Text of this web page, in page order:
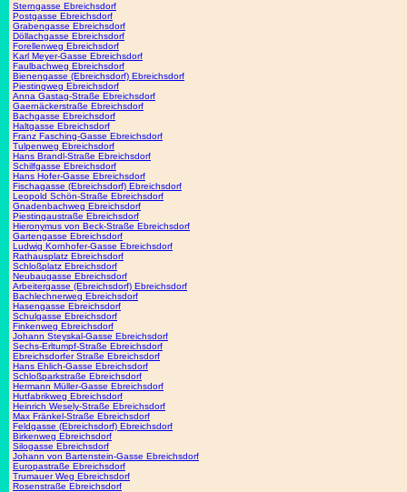
Sterngasse Ebreichsdorf
Postgasse Ebreichsdorf
Grabengasse Ebreichsdorf
Döllachgasse Ebreichsdorf
Forellenweg Ebreichsdorf
Karl Meyer-Gasse Ebreichsdorf
Faulbachweg Ebreichsdorf
Bienengasse (Ebreichsdorf) Ebreichsdorf
Piestingweg Ebreichsdorf
Anna Gastag-Straße Ebreichsdorf
Gaernäckerstraße Ebreichsdorf
Bachgasse Ebreichsdorf
Haltgasse Ebreichsdorf
Franz Fasching-Gasse Ebreichsdorf
Tulpenweg Ebreichsdorf
Hans Brandl-Straße Ebreichsdorf
Schilfgasse Ebreichsdorf
Hans Hofer-Gasse Ebreichsdorf
Fischagasse (Ebreichsdorf) Ebreichsdorf
Leopold Schön-Straße Ebreichsdorf
Gnadenbachweg Ebreichsdorf
Piestingaustraße Ebreichsdorf
Hieronymus von Beck-Straße Ebreichsdorf
Gartengasse Ebreichsdorf
Ludwig Kornhofer-Gasse Ebreichsdorf
Rathausplatz Ebreichsdorf
Schloßplatz Ebreichsdorf
Neubaugasse Ebreichsdorf
Arbeitergasse (Ebreichsdorf) Ebreichsdorf
Bachlechnerweg Ebreichsdorf
Hasengasse Ebreichsdorf
Schulgasse Ebreichsdorf
Finkenweg Ebreichsdorf
Johann Steyskal-Gasse Ebreichsdorf
Sechs-Erltumpf-Straße Ebreichsdorf
Ebreichsdorfer Straße Ebreichsdorf
Hans Ehlich-Gasse Ebreichsdorf
Schloßparkstraße Ebreichsdorf
Hermann Müller-Gasse Ebreichsdorf
Hutfabrikweg Ebreichsdorf
Heinrich Wesely-Straße Ebreichsdorf
Max Fränkel-Straße Ebreichsdorf
Feldgasse (Ebreichsdorf) Ebreichsdorf
Birkenweg Ebreichsdorf
Silogasse Ebreichsdorf
Johann von Bartenstein-Gasse Ebreichsdorf
Europastraße Ebreichsdorf
Trumauer Weg Ebreichsdorf
Rosenstraße Ebreichsdorf